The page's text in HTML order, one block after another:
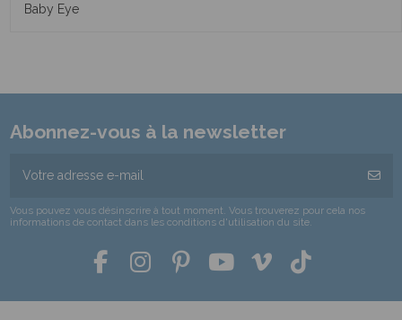
Baby Eye
Abonnez-vous à la newsletter
Vous pouvez vous désinscrire à tout moment. Vous trouverez pour cela nos
informations de contact dans les conditions d'utilisation du site.